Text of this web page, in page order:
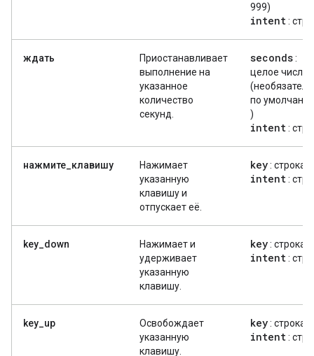
999)
intent:
ждать
Приостанавливает
выполнение на
указанное
количество
секунд.
seconds:
целое число
по
)
intent:
нажмите_клавишу
Нажимает
указанную
клавишу и
отпускает её.
key: строка
intent:
key_down
Нажимает и
удерживает
указанную
клавишу.
key: строка
intent:
key_up
Освобождает
указанную
клавишу.
key: строка
intent: